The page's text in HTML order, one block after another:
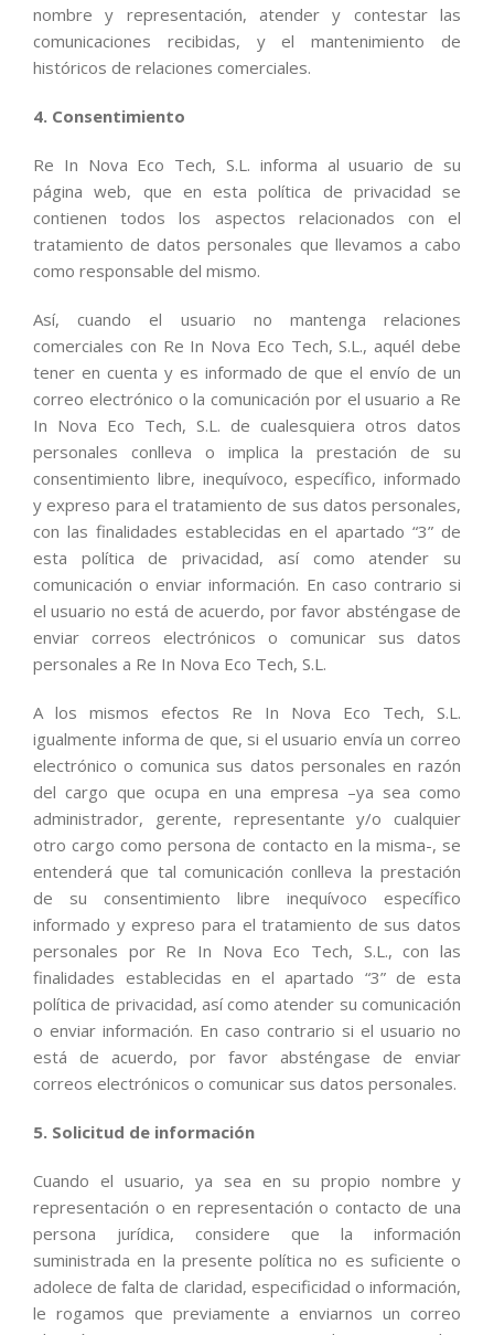
nombre y representación, atender y contestar las
comunicaciones recibidas, y el mantenimiento de
históricos de relaciones comerciales.
4. Consentimiento
Re In Nova Eco Tech, S.L. informa al usuario de su
página web, que en esta política de privacidad se
contienen todos los aspectos relacionados con el
tratamiento de datos personales que llevamos a cabo
como responsable del mismo.
Así, cuando el usuario no mantenga relaciones
comerciales con Re In Nova Eco Tech, S.L., aquél debe
tener en cuenta y es informado de que el envío de un
correo electrónico o la comunicación por el usuario a Re
In Nova Eco Tech, S.L. de cualesquiera otros datos
personales conlleva o implica la prestación de su
consentimiento libre, inequívoco, específico, informado
y expreso para el tratamiento de sus datos personales,
con las finalidades establecidas en el apartado “3” de
esta política de privacidad, así como atender su
comunicación o enviar información. En caso contrario si
el usuario no está de acuerdo, por favor absténgase de
enviar correos electrónicos o comunicar sus datos
personales a Re In Nova Eco Tech, S.L.
A los mismos efectos Re In Nova Eco Tech, S.L.
igualmente informa de que, si el usuario envía un correo
electrónico o comunica sus datos personales en razón
del cargo que ocupa en una empresa –ya sea como
administrador, gerente, representante y/o cualquier
otro cargo como persona de contacto en la misma-, se
entenderá que tal comunicación conlleva la prestación
de su consentimiento libre inequívoco específico
informado y expreso para el tratamiento de sus datos
personales por Re In Nova Eco Tech, S.L., con las
finalidades establecidas en el apartado “3” de esta
política de privacidad, así como atender su comunicación
o enviar información. En caso contrario si el usuario no
está de acuerdo, por favor absténgase de enviar
correos electrónicos o comunicar sus datos personales.
5. Solicitud de información
Cuando el usuario, ya sea en su propio nombre y
representación o en representación o contacto de una
persona jurídica, considere que la información
suministrada en la presente política no es suficiente o
adolece de falta de claridad, especificidad o información,
le rogamos que previamente a enviarnos un correo